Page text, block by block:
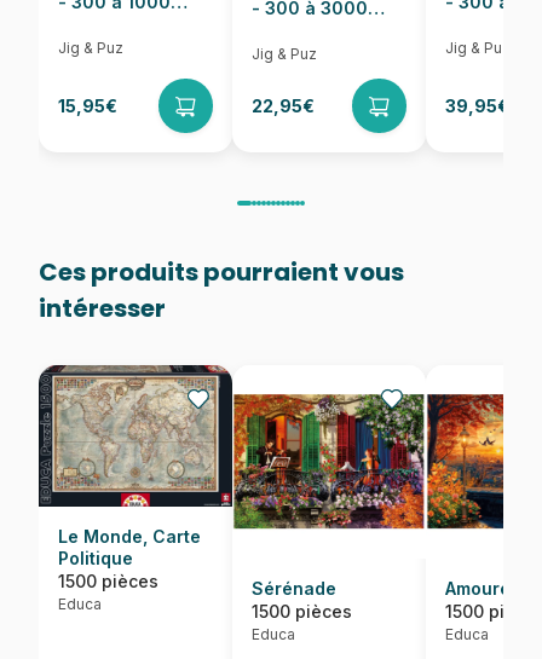
Jig & Puz
15,95€
- 300 à 3000
Jig & Puz
22,95€
Jig & Puz
39,95€
Ces produits pourraient vous
intéresser
Le Monde, Carte
Politique
1500 pièces
Educa
Sérénade
1500 pièces
Educa
Amoureux
1500
Educa